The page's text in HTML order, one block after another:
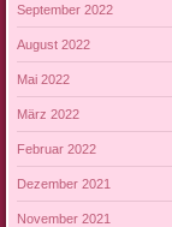
September 2022
August 2022
Mai 2022
März 2022
Februar 2022
Dezember 2021
November 2021